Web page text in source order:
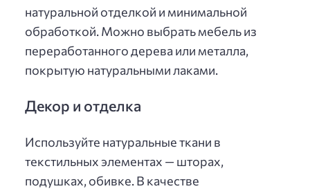
натуральной отделкой и минимальной
обработкой. Можно выбрать мебель из
переработанного дерева или металла,
покрытую натуральными лаками.
Декор и отделка
Используйте натуральные ткани в
текстильных элементах — шторах,
подушках, обивке. В качестве